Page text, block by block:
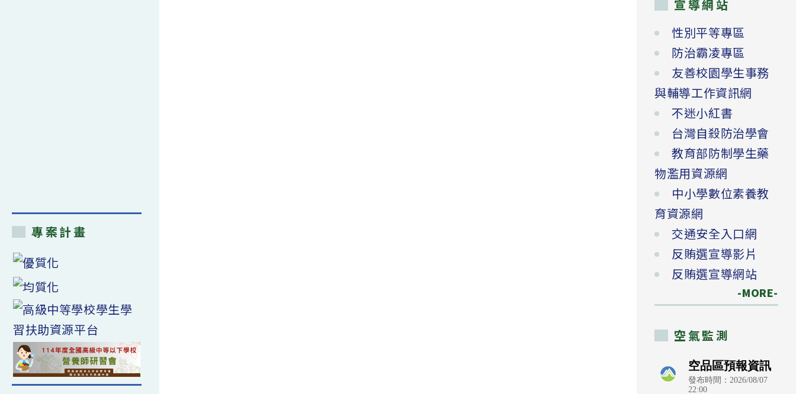
專案計畫
宣導網站
性別平等專區
防治霸凌專區
友善校園學生事務
與輔導工作資訊網
不迷小紅書
台灣自殺防治學會
教育部防制學生藥
物濫用資源網
中小學數位素養教
育資源網
交通安全入口網
反賄選宣導影片
反賄選宣導網站
-MORE-
空氣監測